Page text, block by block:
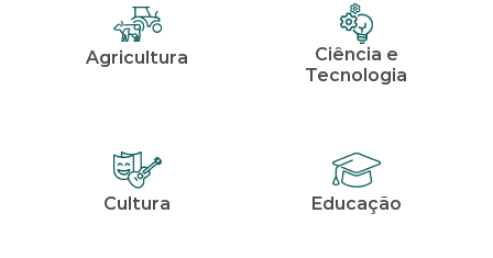
Agricultura
Ciência e
Tecnologia
Cultura Educação